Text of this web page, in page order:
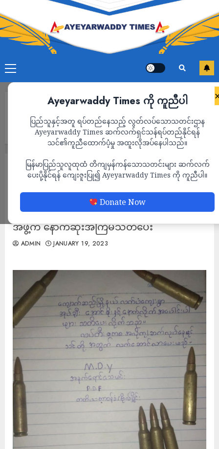
Ayeyarwaddy Times ကို ကူညီပါ
ပြည်သူနှင့်အတူ ရပ်တည်နေသည့် လွတ်လပ်သောသတင်းဌာန
Ayeyarwaddy Times ဆက်လက်ရှင်သန်ရပ်တည်နိုင်ရန်
သင်၏ကူညီထောက်ပံ့မှု အထူးလိုအပ်နေပါသည်။
မြန်မာပြည်သူလူထုထံ တိကျမှန်ကန်သောသတင်းများ ဆက်လက်
ပေးပို့နိုင်ရန် ကျေးဇူးပြု၍ Ayeyarwaddy Times ကို ကူညီပါ။
Donate Now
ရင်းကောက်ယူနေတဲ့ အုပ်ချုပ်ရေးမှူးနဲ့အဖွဲ့ကို အနက်ရောင်သေမင်းအဖွဲ့
က​ နောက်ဆုံးအကြိမ်သတိပေး
သတင်း
ဖြတ်ပြီး လူဦးရေစာရင်းကောက်ယူနေတဲ့
အုပ်ချုပ်ရေးမှူးနဲ့အဖွဲ့ကို အနက်ရောင်သေမင်း
အဖွဲ့က​ နောက်ဆုံးအကြိမ်သတိပေး
ADMIN JANUARY 19, 2023